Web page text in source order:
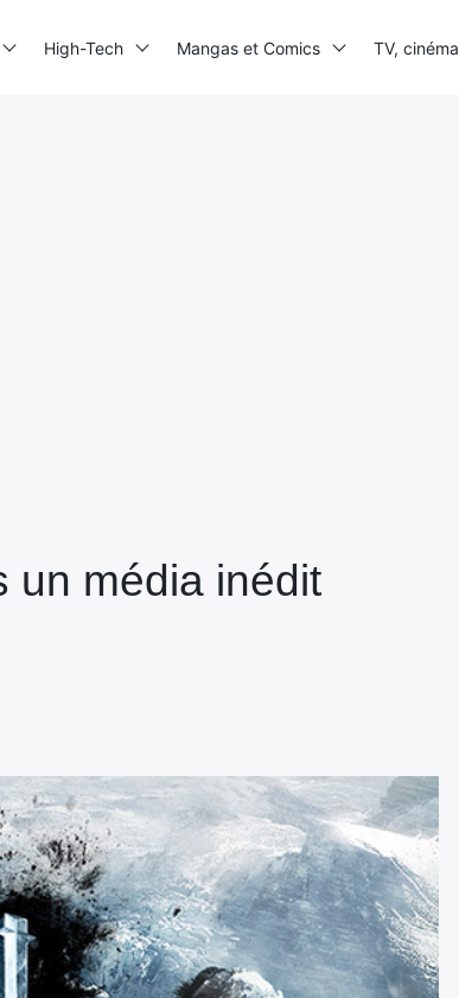
un média inédit
High-Tech Mangas et Comics TV, cinéma